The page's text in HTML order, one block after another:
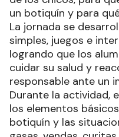
un botiquín y para
La jornada se
simples, juegos e
logrando que los
cuidar su salud y
responsable ante un
Durante la actividad,
los elementos
botiquín y las